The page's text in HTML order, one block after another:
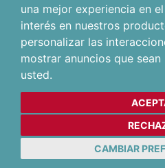
una mejor experiencia en
interés en nuestros
personalizar las
mostrar anuncios que
usted.
CAMBIAR